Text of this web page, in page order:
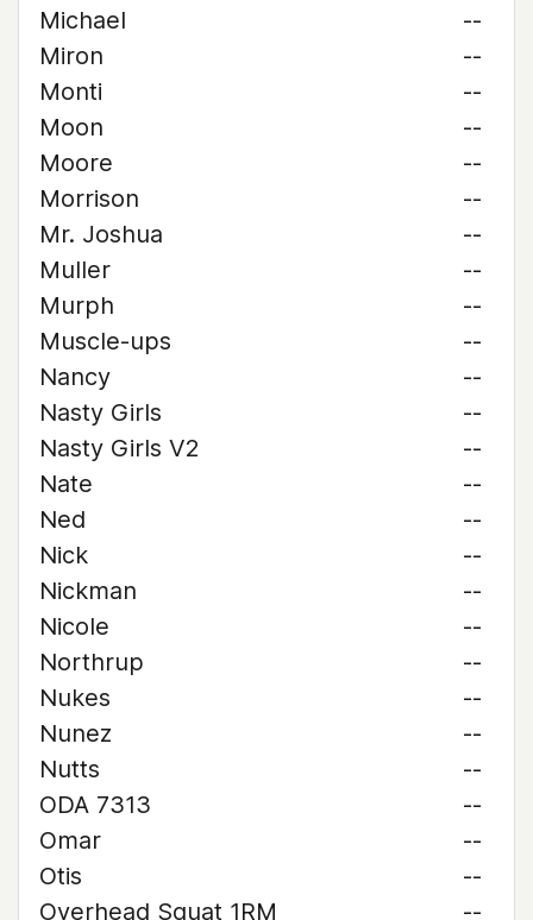
Michael
--
Miron
--
Monti
--
Moon
--
Moore
--
Morrison
--
Mr. Joshua
--
Muller
--
Murph
--
Muscle-ups
--
Nancy
--
Nasty Girls
--
Nasty Girls V2
--
Nate
--
Ned
--
Nick
--
Nickman
--
Nicole
--
Northrup
--
Nukes
--
Nunez
--
Nutts
--
ODA 7313
--
Omar
--
Otis
--
Overhead Squat 1RM
--